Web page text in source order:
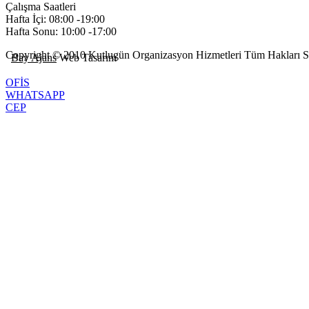
Çalışma Saatleri
Hafta İçi: 08:00 -19:00
Hafta Sonu: 10:00 -17:00
Copyright © 2010 Kutlugün Organizasyon Hizmetleri Tüm Hakları
Bay AjansWeb Tasarım
OFİS
WHATSAPP
CEP